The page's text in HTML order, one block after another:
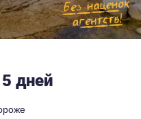
дней